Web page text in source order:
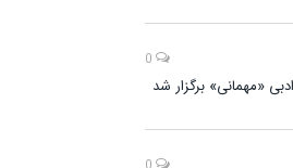
«مهمانی» برگزار شد